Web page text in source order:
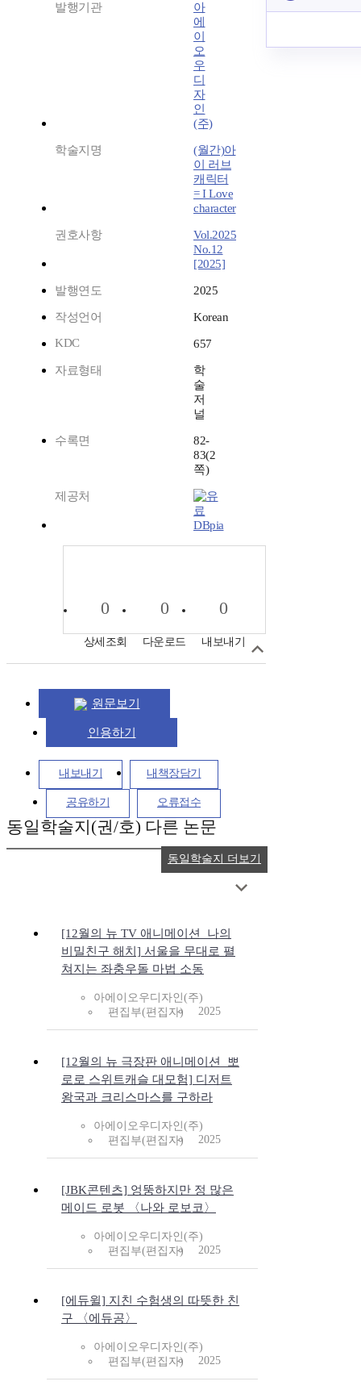
발행기관
아
에
이
오
우
디
자
인
(주)
학술지명
(월간)아
이 러브
캐릭터
= I Love
character
권호사항
Vol.2025
No.12
[2025]
발행연도 2025
작성언어
Korean
KDC
657
자료형태
학
술
저
널
수록면
82-
83(2
쪽)
제공처
DBpia
0
상세조회
0
다운로드
0
내보내기
원문보기
인용하기
내보내기 내책장담기
공유하기 오류접수
동일학술지(권/호) 다른 논문
[12월의 뉴 TV 애니메이션_나의
비밀친구 해치] 서울을 무대로 펼
쳐지는 좌충우돌 마법 소동
아에이오우디자인(주)
편집부(편집자)
2025
[12월의 뉴 극장판 애니메이션_뽀
로로 스위트캐슬 대모험] 디저트
왕국과 크리스마스를 구하라
아에이오우디자인(주)
편집부(편집자)
2025
[JBK콘텐츠] 엉뚱하지만 정 많은
메이드 로봇 〈나와 로보코〉
아에이오우디자인(주)
편집부(편집자)
2025
[에듀윌] 지친 수험생의 따뜻한 친
구 〈에듀공〉
아에이오우디자인(주)
편집부(편집자)
2025
동일학술지 더보기